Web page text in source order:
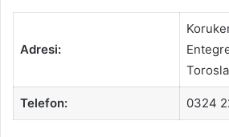
Adresi:
Telefon: 0324